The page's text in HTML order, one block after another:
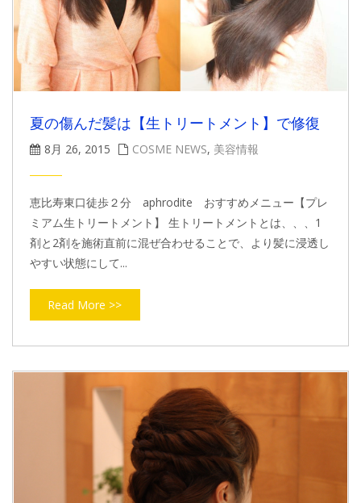
夏の傷んだ髪は【生トリートメント】で修復
8月 26, 2015 COSME NEWS, 美容情報
恵比寿東口徒歩２分 aphrodite おすすめメニュー【プレ
ミアム生トリートメント】 生トリートメントとは、、、1
剤と2剤を施術直前に混ぜ合わせることで、より髪に浸透し
やすい状態にして...
Read More >>